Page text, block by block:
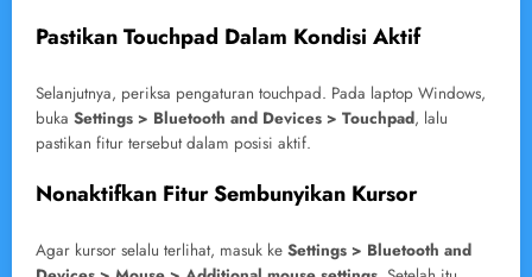
Pastikan Touchpad Dalam Kondisi Aktif
Selanjutnya, periksa pengaturan touchpad. Pada laptop Windows,
buka Settings > Bluetooth and Devices > Touchpad, lalu
pastikan fitur tersebut dalam posisi aktif.
Nonaktifkan Fitur Sembunyikan Kursor
Agar kursor selalu terlihat, masuk ke Settings > Bluetooth and